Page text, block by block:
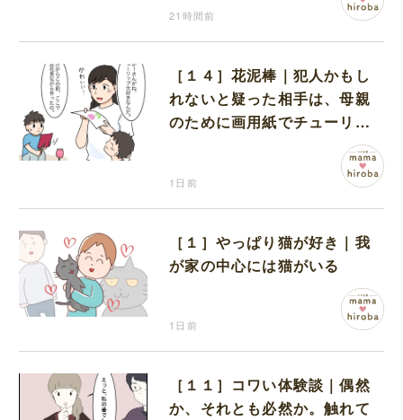
21時間前
［１４］花泥棒｜犯人かもし
れないと疑った相手は、母親
のために画用紙でチューリッ
プを作っていただけだった
1日前
［１］やっぱり猫が好き｜我
が家の中心には猫がいる
1日前
［１１］コワい体験談｜偶然
か、それとも必然か。触れて